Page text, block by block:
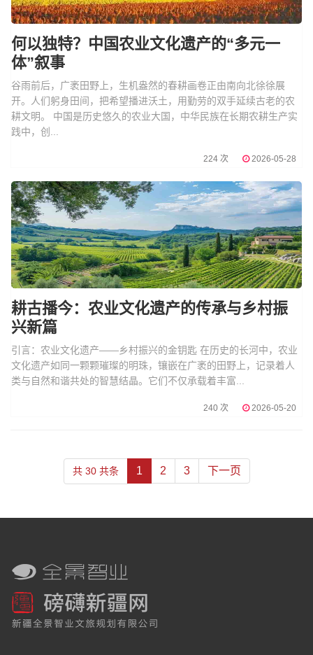
何以独特？中国农业文化遗产的“多元一
体”叙事
谷雨前后，广袤田野上，生机盎然的春耕画卷正由南向北徐徐展
开。人们躬身田间，把希望播进沃土，用勤劳的双手延续古老的农
耕文明。 中国是历史悠久的农业大国，中华民族在长期农耕生产实
践中，创...
224 次 2026-05-28
耕古播今：农业文化遗产的传承与乡村振
兴新篇
引言：农业文化遗产——乡村振兴的金钥匙 在历史的长河中，农业
文化遗产如同一颗颗璀璨的明珠，镶嵌在广袤的田野上，记录着人
类与自然和谐共处的智慧结晶。它们不仅承载着丰富...
240 次 2026-05-20
共 30 共条 1 2 3 下一页